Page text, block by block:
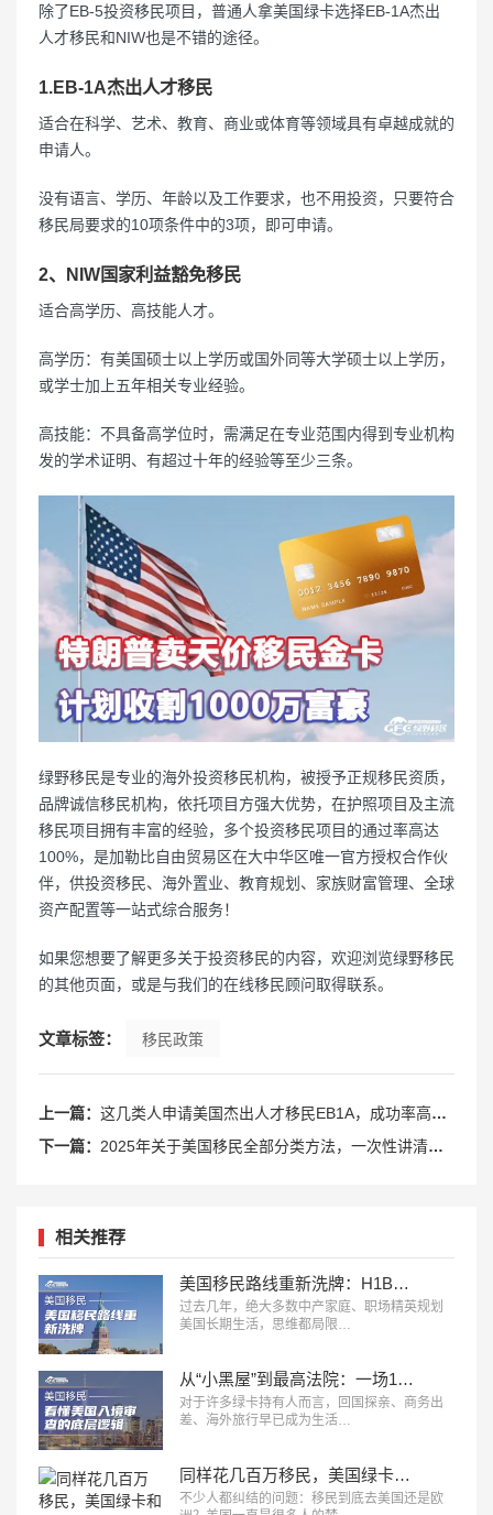
除了EB-5投资移民项目，普通人拿美国绿卡选择EB-1A杰出
人才移民和NIW也是不错的途径。
1.EB-1A杰出人才移民
适合在科学、艺术、教育、商业或体育等领域具有卓越成就的
申请人。
没有语言、学历、年龄以及工作要求，也不用投资，只要符合
移民局要求的10项条件中的3项，即可申请。
2、NIW国家利益豁免移民
适合高学历、高技能人才。
高学历：有美国硕士以上学历或国外同等大学硕士以上学历，
或学士加上五年相关专业经验。
高技能：不具备高学位时，需满足在专业范围内得到专业机构
发的学术证明、有超过十年的经验等至少三条。
绿野移民是专业的海外投资移民机构，被授予正规移民资质，
品牌诚信移民机构，依托项目方强大优势，在护照项目及主流
移民项目拥有丰富的经验，多个投资移民项目的通过率高达
100%，是加勒比自由贸易区在大中华区唯一官方授权合作伙
伴，供投资移民、海外置业、教育规划、家族财富管理、全球
资产配置等一站式综合服务！
如果您想要了解更多关于投资移民的内容，欢迎浏览绿野移民
的其他页面，或是与我们的在线移民顾问取得联系。
文章标签： 移民政策
上一篇： 这几类人申请美国杰出人才移民EB1A，成功率高达99.999%
下一篇： 2025年关于美国移民全部分类方法，一次性讲清楚！
相关推荐
美国移民路线重新洗牌：H1B、L1、O1、EB1A、NIW、J2，哪条更适合你？
过去几年，绝大多数中产家庭、职场精英规划
美国长期生活，思维都局限…
从“小黑屋”到最高法院：一场14年诉讼，看懂美国入境审查的底层逻辑
对于许多绿卡持有人而言，回国探亲、商务出
差、海外旅行早已成为生活…
同样花几百万移民，美国绿卡和欧洲身份，差别到底有多大？
不少人都纠结的问题：移民到底去美国还是欧